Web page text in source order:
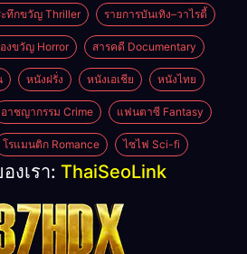
ะทึกขวัญ Thriller รายการบันเทิง–วาไรตี้
งขวัญ Horror สารคดี Documentary
หนังฝรั่ง หนังเอเชีย หนังไทย
อาชญากรรม Crime แฟนตาซี Fantasy
โรแมนติก Romance ไซไฟ Sci-fi
งเรา: ThaiSeoLink